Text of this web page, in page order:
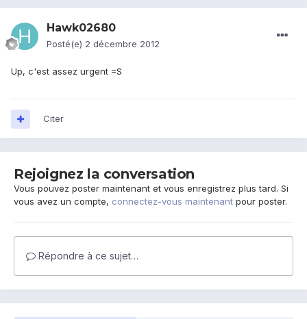
Hawk02680
Posté(e) 2 décembre 2012
Up, c'est assez urgent =S
Citer
Rejoignez la conversation
Vous pouvez poster maintenant et vous enregistrez plus tard. Si
vous avez un compte, connectez-vous maintenant pour poster.
Répondre à ce sujet…